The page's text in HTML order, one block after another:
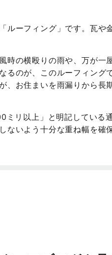
ルーフィング」です。瓦や
時の横殴りの雨や、万が一
るのが、このルーフィングで
、お住まいを雨漏りから長
リ以上」と明記している
いよう十分な重ね幅を確